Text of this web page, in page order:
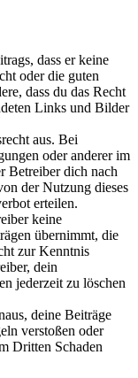
dass er keine
oder die guten
dass du das Recht
Links und Bilder
aus. Bei
oder anderer im
Betreiber dich nach
der Nutzung dieses
erteilen.
keine
übernimmt, die
zur Kenntnis
dein
jederzeit zu löschen
deine Beiträge
verstoßen oder
Dritten Schaden